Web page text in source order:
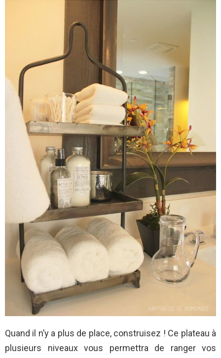
Quand il n’y a plus de place, construisez ! Ce plateau à
plusieurs niveaux vous permettra de ranger vos